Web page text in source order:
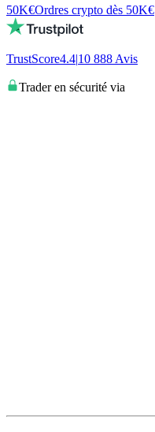
50K€Ordres crypto dès 50K€
TrustScore4.4|10 888 Avis
Trader en sécurité via